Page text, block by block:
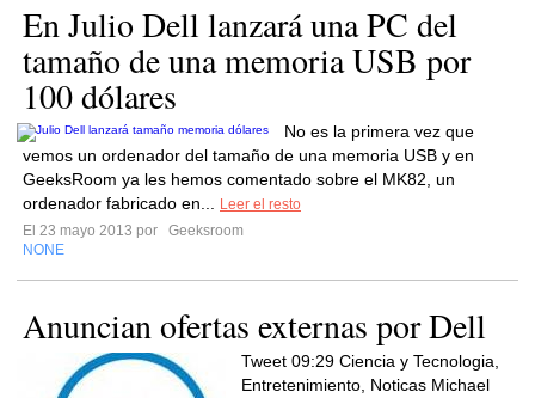
En Julio Dell lanzará una PC del
tamaño de una memoria USB por
100 dólares
No es la primera vez que
vemos un ordenador del tamaño de una memoria USB y en
GeeksRoom ya les hemos comentado sobre el MK82, un
ordenador fabricado en...
Leer el resto
El 23 mayo 2013 por
Geeksroom
NONE
Anuncian ofertas externas por Dell
Tweet 09:29 Ciencia y Tecnologia,
Entretenimiento, Noticas Michael